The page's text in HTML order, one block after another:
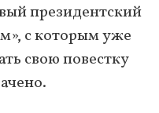
президентский
с которым уже
свою повестку